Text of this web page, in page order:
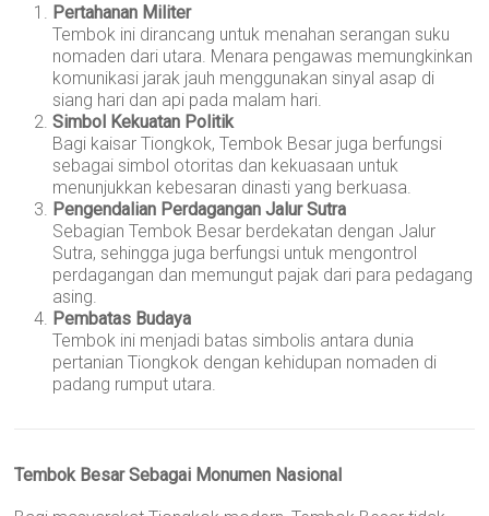
Pertahanan Militer
Tembok ini dirancang untuk menahan serangan suku
nomaden dari utara. Menara pengawas memungkinkan
komunikasi jarak jauh menggunakan sinyal asap di
siang hari dan api pada malam hari.
Simbol Kekuatan Politik
Bagi kaisar Tiongkok, Tembok Besar juga berfungsi
sebagai simbol otoritas dan kekuasaan untuk
menunjukkan kebesaran dinasti yang berkuasa.
Pengendalian Perdagangan Jalur Sutra
Sebagian Tembok Besar berdekatan dengan Jalur
Sutra, sehingga juga berfungsi untuk mengontrol
perdagangan dan memungut pajak dari para pedagang
asing.
Pembatas Budaya
Tembok ini menjadi batas simbolis antara dunia
pertanian Tiongkok dengan kehidupan nomaden di
padang rumput utara.
Tembok Besar Sebagai Monumen Nasional